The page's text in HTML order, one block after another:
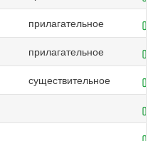
прилагательное
прилагательное
существительное